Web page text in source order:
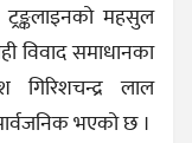
महसुल
विवाद समाधानका
गिरिशचन्द्र लाल
भएको छ ।